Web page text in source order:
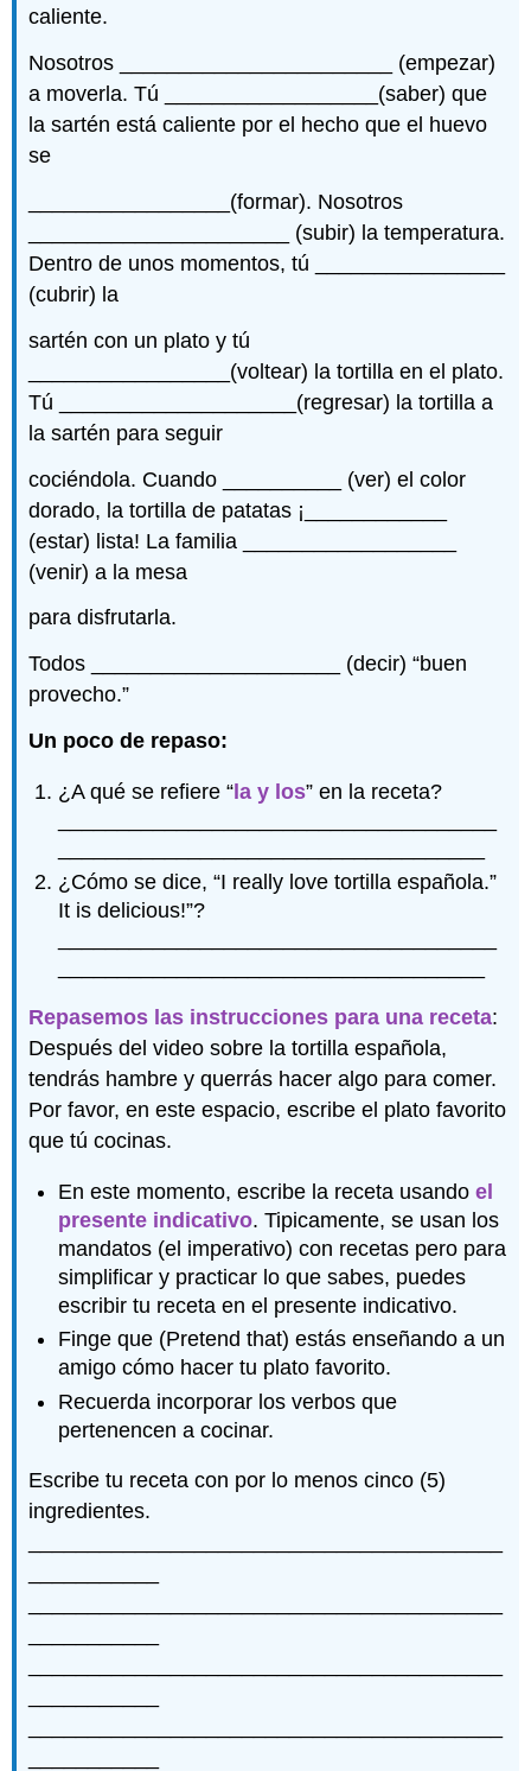
caliente.
Nosotros _______________________ (empezar)
a moverla. Tú __________________(saber) que
la sartén está caliente por el hecho que el huevo
se
_________________(formar). Nosotros
______________________ (subir) la temperatura.
Dentro de unos momentos, tú ________________
(cubrir) la
sartén con un plato y tú
_________________(voltear) la tortilla en el plato.
Tú ____________________(regresar) la tortilla a
la sartén para seguir
cociéndola. Cuando __________ (ver) el color
dorado, la tortilla de patatas ¡____________
(estar) lista! La familia __________________
(venir) a la mesa
para disfrutarla.
Todos _____________________ (decir) “buen
provecho.”
Un poco de repaso:
¿A qué se refiere “la y los” en la receta?
¿Cómo se dice, “I really love tortilla española.”
It is delicious!”?
Repasemos las instrucciones para una receta:
Después del video sobre la tortilla española,
tendrás hambre y querrás hacer algo para comer.
Por favor, en este espacio, escribe el plato favorito
que tú cocinas.
En este momento, escribe la receta usandoel
presente indicativo. Tipicamente, se usan los
mandatos (el imperativo) con recetas pero para
simplificar y practicar lo que sabes, puedes
escribir tu receta en el presente indicativo.
Finge que (Pretend that) estás enseñando a un
amigo cómo hacer tu plato favorito.
Recuerda incorporar los verbos que
pertenencen a cocinar.
Escribe tu receta con por lo menos cinco (5)
ingredientes.